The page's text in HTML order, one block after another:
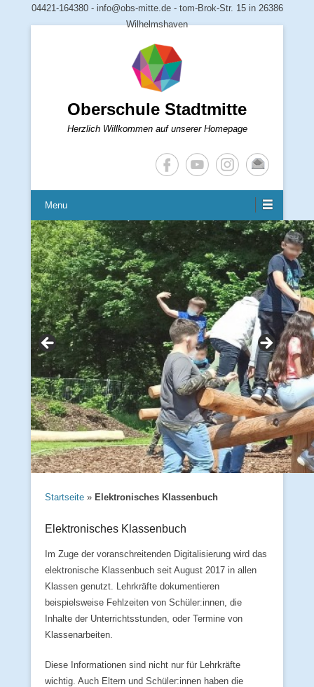
04421-164380 - info@obs-mitte.de - tom-Brok-Str. 15 in 26386
Wilhelmshaven
Oberschule Stadtmitte
Herzlich Willkommen auf unserer Homepage
Menu
Startseite » Elektronisches Klassenbuch
Elektronisches Klassenbuch
Im Zuge der voranschreitenden Digitalisierung wird das
elektronische Klassenbuch seit August 2017 in allen
Klassen genutzt. Lehrkräfte dokumentieren
beispielsweise Fehlzeiten von Schüler:innen, die
Inhalte der Unterrichtsstunden, oder Termine von
Klassenarbeiten.
Diese Informationen sind nicht nur für Lehrkräfte
wichtig. Auch Eltern und Schüler:innen haben die